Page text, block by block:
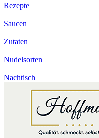
Rezepte
Saucen
Zutaten
Nudelsorten
Nachtisch